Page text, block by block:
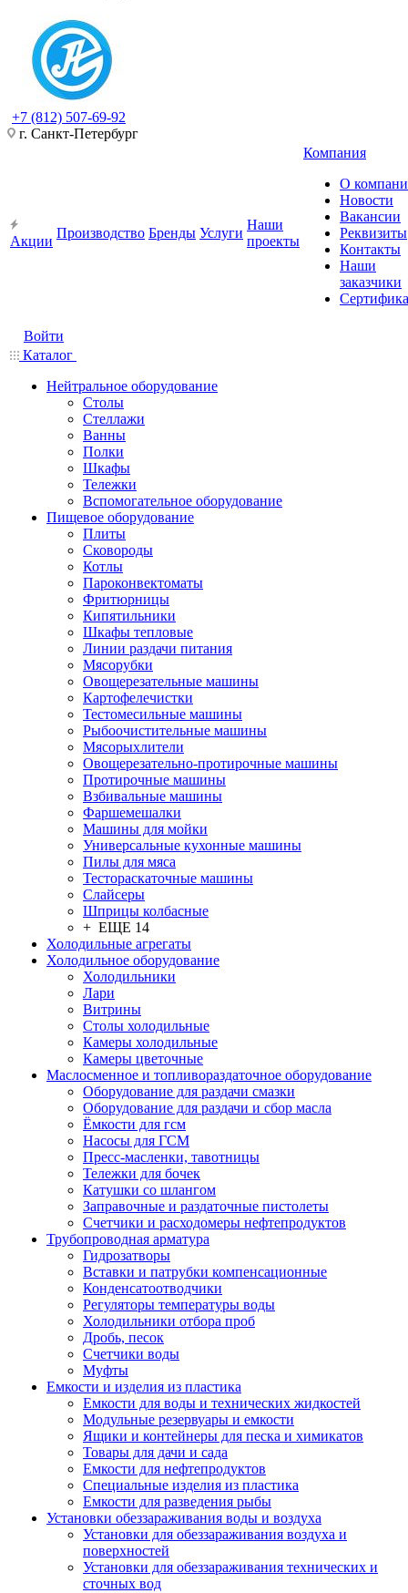
+7 (812) 507-69-92
г. Санкт-Петербург
Акции
Производство Бренды Услуги
Наши
проекты
Компания
О
Новости
Вакансии
Реквизиты
Контакты
Наши
заказчики
Войти
Каталог
Нейтральное оборудование
Столы
Стеллажи
Ванны
Полки
Шкафы
Тележки
Вспомогательное оборудование
Пищевое оборудование
Плиты
Сковороды
Котлы
Пароконвектоматы
Фритюрницы
Кипятильники
Шкафы тепловые
Линии раздачи питания
Мясорубки
Овощерезательные машины
Картофелечистки
Тестомесильные машины
Рыбоочистительные машины
Мясорыхлители
Овощерезательно-протирочные машины
Протирочные машины
Взбивальные машины
Фаршемешалки
Машины для мойки
Универсальные кухонные машины
Пилы для мяса
Тестораскаточные машины
Слайсеры
Шприцы колбасные
+ ЕЩЕ 14
Холодильные агрегаты
Холодильное оборудование
Холодильники
Лари
Витрины
Столы холодильные
Камеры холодильные
Камеры цветочные
Маслосменное и топливораздаточное оборудование
Оборудование для раздачи смазки
Оборудование для раздачи и сбор масла
Ёмкости для гсм
Насосы для ГСМ
Пресс-масленки, тавотницы
Тележки для бочек
Катушки со шлангом
Заправочные и раздаточные пистолеты
Счетчики и расходомеры нефтепродуктов
Трубопроводная арматура
Гидрозатворы
Вставки и патрубки компенсационные
Конденсатоотводчики
Регуляторы температуры воды
Холодильники отбора проб
Дробь, песок
Счетчики воды
Муфты
Емкости и изделия из пластика
Емкости для воды и технических жидкостей
Модульные резервуары и емкости
Ящики и контейнеры для песка и химикатов
Товары для дачи и сада
Емкости для нефтепродуктов
Специальные изделия из пластика
Емкости для разведения рыбы
Установки обеззараживания воды и воздуха
Установки для обеззараживания воздуха и
поверхностей
Установки для обеззараживания технических и
сточных вод